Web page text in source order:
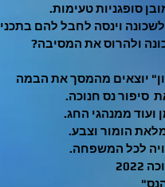
סופגניות טעימות.
וינסה לחבל להם
ולהרוס את המסיבה?
יוצאים מהמסך את הבמה
סיפור נס חנוכה.
ועוד ממנהגי החג.
הומור וצבע.
לכל המשפחה.